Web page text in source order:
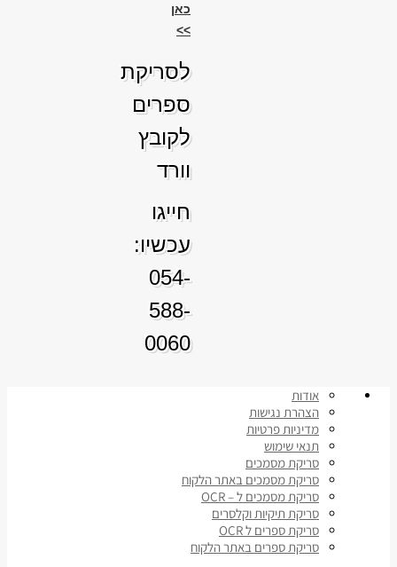
כאן
>>
לסריקת
ספרים
לקובץ
וורד
חייגו
עכשיו:
054-
588-
0060
אודות
הצהרת נגישות
מדיניות פרטיות
תנאי שימוש
סריקת מסמכים
סריקת מסמכים באתר הלקוח
סריקת מסמכים ל – OCR
סריקת תיקיות וקלסרים
סריקת ספרים ל OCR
סריקת ספרים באתר הלקוח